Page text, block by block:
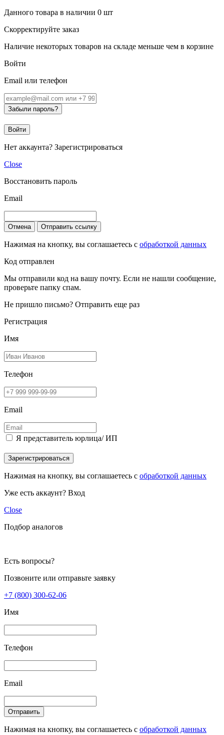
Данного товара в наличии 0 шт
Скорректируйте заказ
Наличие некоторых товаров на складе меньше чем в корзине
Войти
Email или телефон
Забыли пароль?
Войти
Нет аккаунта? Зарегистрироваться
Close
Восстановить пароль
Email
Отмена Отправить ссылку
Нажимая на кнопку, вы соглашаетесь с обработкой данных
Код отправлен
Мы отправили код на вашу почту. Если не нашли сообщение,
проверьте папку спам.
Не пришло письмо? Отправить еще раз
Регистрация
Имя
Телефон
Email
Я представитель юрлица/ ИП
Зарегистрироваться
Нажимая на кнопку, вы соглашаетесь с обработкой данных
Уже есть аккаунт? Вход
Close
Подбор аналогов
Есть вопросы?
Позвоните или отправьте заявку
+7 (800) 300-62-06
Имя
Телефон
Email
Отправить
Нажимая на кнопку, вы соглашаетесь с обработкой данных